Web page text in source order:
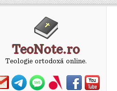
TeoNote.ro
Teologie ortodoxă online.